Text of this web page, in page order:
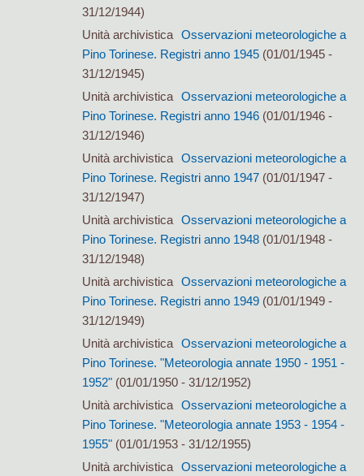
31/12/1944)
Unità archivistica Osservazioni meteorologiche a
Pino Torinese. Registri anno 1945(01/01/1945 -
31/12/1945)
Unità archivistica Osservazioni meteorologiche a
Pino Torinese. Registri anno 1946(01/01/1946 -
31/12/1946)
Unità archivistica Osservazioni meteorologiche a
Pino Torinese. Registri anno 1947(01/01/1947 -
31/12/1947)
Unità archivistica Osservazioni meteorologiche a
Pino Torinese. Registri anno 1948(01/01/1948 -
31/12/1948)
Unità archivistica Osservazioni meteorologiche a
Pino Torinese. Registri anno 1949(01/01/1949 -
31/12/1949)
Unità archivistica Osservazioni meteorologiche a
Pino Torinese. "Meteorologia annate 1950 - 1951 -
1952"(01/01/1950 - 31/12/1952)
Unità archivistica Osservazioni meteorologiche a
Pino Torinese. "Meteorologia annate 1953 - 1954 -
1955"(01/01/1953 - 31/12/1955)
Unità archivistica Osservazioni meteorologiche a